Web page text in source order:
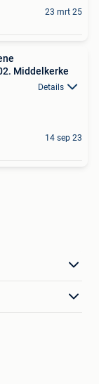
23 mrt 25
Mouchottestraat16/402. Middelkerke
Details
14 sep 23